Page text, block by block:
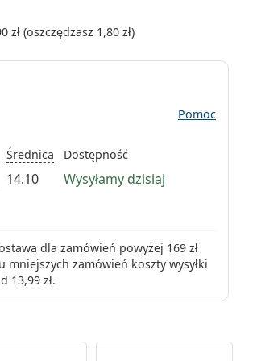
zł(oszczędzasz 1,80 zł)
Pomoc
Średnica
14.10
Dostępność
Wysyłamy dzisiaj
dla zamówień powyżej 169 zł
mniejszych zamówień koszty wysyłki
13,99 zł.